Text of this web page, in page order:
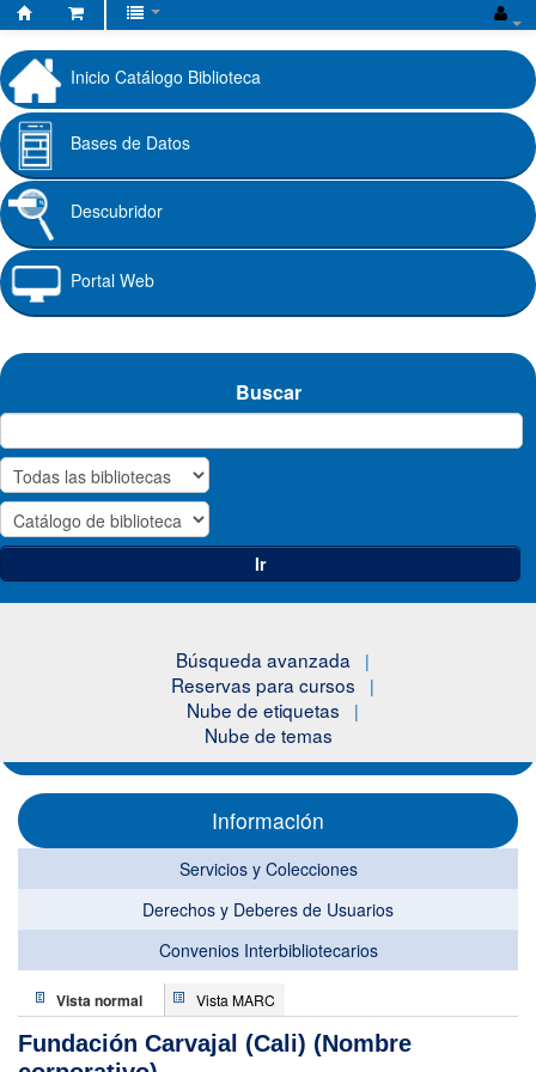
Fundación
Universitaria
Cafam
Inicio Catálogo Biblioteca
Bases de Datos
Descubridor
Portal Web
Buscar
Ir
Búsqueda avanzada
Reservas para cursos
Nube de etiquetas
Nube de temas
Información
Servicios y Colecciones
Derechos y Deberes de Usuarios
Convenios Interbibliotecarios
Vista normal Vista MARC
Fundación Carvajal (Cali) (Nombre